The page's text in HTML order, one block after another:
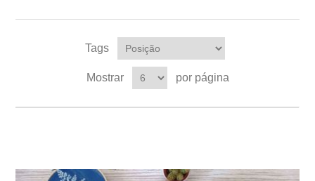
Tags
Mostrar por página